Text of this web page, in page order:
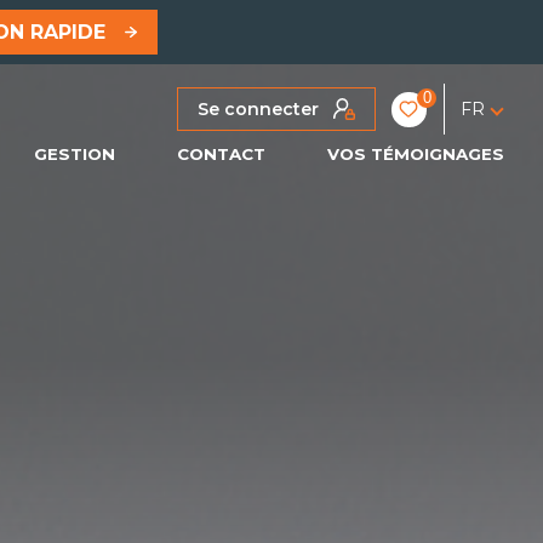
RAPIDE
Se connecter
0
FR
GESTION CONTACT VOS TÉMOIGNAGES